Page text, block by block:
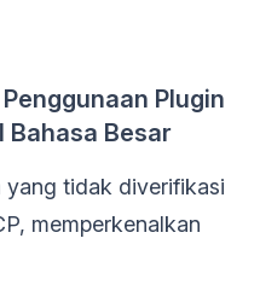
Plugin
Bahasa Besar
yang tidak diverifikasi
memperkenalkan